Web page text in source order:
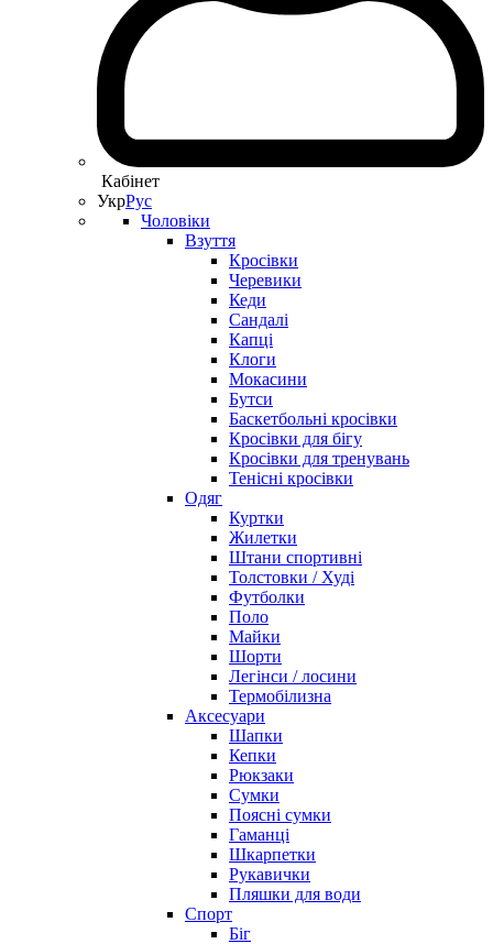
Кабінет
УкрРус
Чоловіки
Взуття
Кросівки
Черевики
Кеди
Сандалі
Капці
Клоги
Мокасини
Бутси
Баскетбольні кросівки
Кросівки для бігу
Кросівки для тренувань
Тенісні кросівки
Одяг
Куртки
Жилетки
Штани спортивні
Толстовки / Худі
Футболки
Поло
Майки
Шорти
Легінси / лосини
Термобілизна
Аксесуари
Шапки
Кепки
Рюкзаки
Сумки
Поясні сумки
Гаманці
Шкарпетки
Рукавички
Пляшки для води
Спорт
Біг